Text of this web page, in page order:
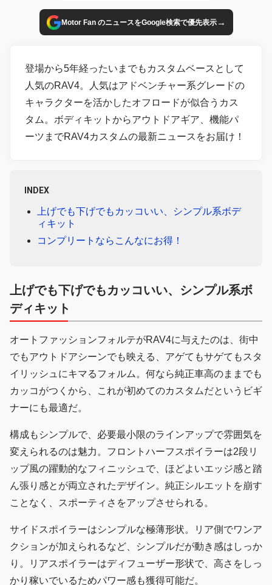
Motor Fan のニュースをGoogle検索で優先表示→
登場から5年経ったいまでもカスタムベースとして
人気のRAV4。人気はアドベンチャー系グレードの
キャラクターを活かしたオフロードが似合うカス
タム。ボディキットからアウトドアギア、機能パ
ーツまでRAV4カスタムの最新ニュースをお届け！
INDEX
上げでも下げでもカッコいい、シンプル系ボデ
ィキット
コンプリートならこんなにお得！
上げでも下げでもカッコいい、シンプル系ボ
ディキット
オートファッションフォルテがRAV4に与えたのは、街中
でもアウトドアシーンでも映える、アゲてもサゲてもスタ
イリッシュにキマるフォルム。何なら純正車高のままでも
カッコがつくから、これが初めてのカスタムだというビギ
ナーにも最適だ。
構成もシンプルで、必要最小限のラインアップで雰囲気を
変えられるのは魅力。フロントハーフスポイラーは2段リ
ップ風の躍動的なフィニッシュで、ほどよいエッジ感と踏
ん張り感とが両立されたデザイン。純正シルエットを崩す
ことなく、スポーティさをアップさせられる。
サイドスポイラーはシンプルな極薄形状。リア側でワンア
クションが加えられるなど、シンプルだが動き感はしっか
り。リアスポイラーはディフューザー形状で、高さをしっ
かり稼いでいるためパワー感も獲得可能だ。